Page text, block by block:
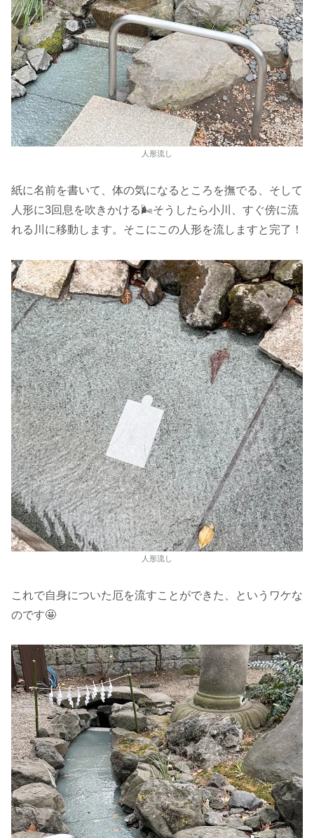
人形流し
紙に名前を書いて、体の気になるところを撫でる、そして
人形に3回息を吹きかける🌬️そうしたら小川、すぐ傍に流
れる川に移動します。そこにこの人形を流しますと完了！
人形流し
これで自身についた厄を流すことができた、というワケな
のです🤩